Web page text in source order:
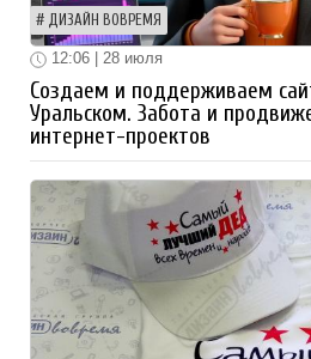
ДИЗАЙН ВОВРЕМЯ
12:06 | 28 июля
Создаем и поддерживаем
Уральском. Забота и
интернет-проектов